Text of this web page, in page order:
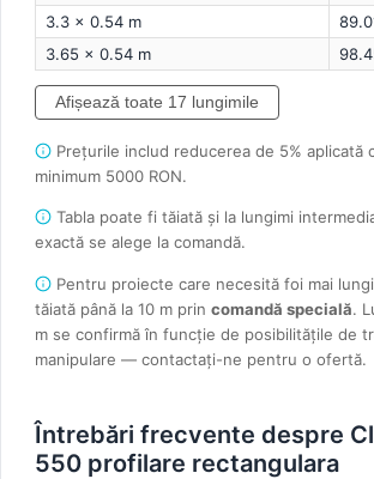
3.3 × 0.54 m
3.65 × 0.54 m
Afișează toate 17 lungimile
Prețurile includ reducerea de 5% aplicată
minimum 5000 RON.
Tabla poate fi tăiată și la lungimi
exactă se alege la comandă.
Pentru proiecte care necesită foi mai
tăiată până la 10 m prin comandă specială.
m se confirmă în funcție de posibilitățile de
manipulare — contactați-ne pentru o ofertă.
Întrebări frecvente despre
550 profilare rectangulara